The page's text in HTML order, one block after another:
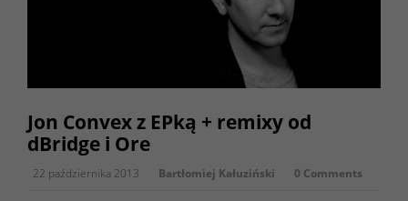
Jon Convex z EPką + remixy od
dBridge i Ore
22 października 2013 Bartłomiej Kałuziński 0 Comments